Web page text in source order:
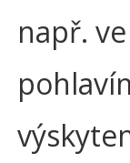
např.